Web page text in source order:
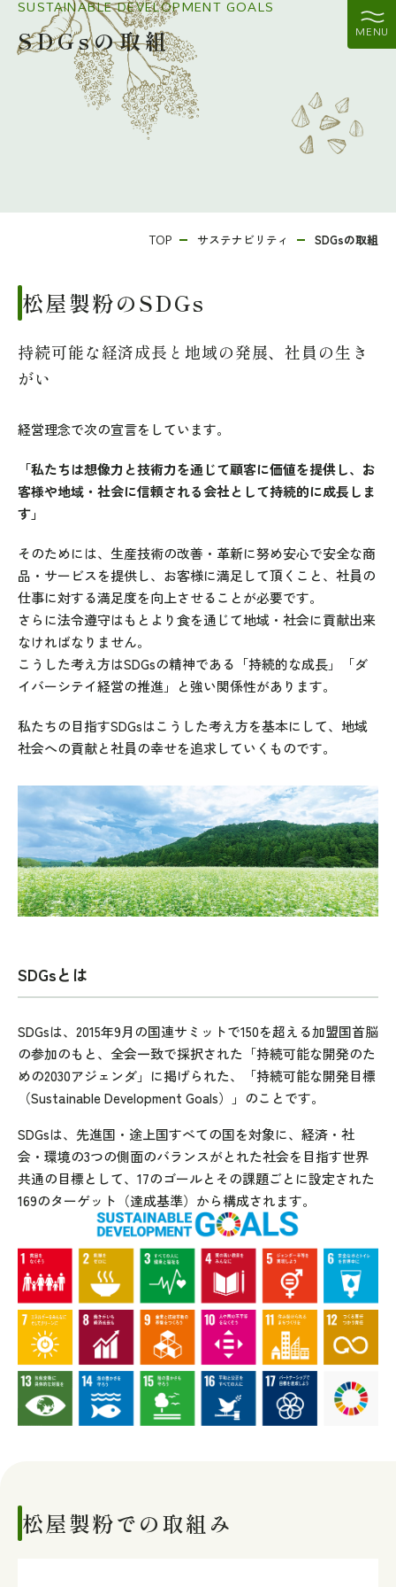
MENU
SUSTAINABLE DEVELOPMENT GOALS
SDGsの取組
TOP サステナビリティ SDGsの取組
松屋製粉のSDGs
持続可能な経済成長と地域の発展、社員の生き
がい
経営理念で次の宣言をしています。
「私たちは想像力と技術力を通じて顧客に価値を提供し、お
客様や地域・社会に信頼される会社として持続的に成長しま
す」
そのためには、生産技術の改善・革新に努め安心で安全な商
品・サービスを提供し、お客様に満足して頂くこと、社員の
仕事に対する満足度を向上させることが必要です。
さらに法令遵守はもとより食を通じて地域・社会に貢献出来
なければなりません。
こうした考え方はSDGsの精神である「持続的な成長」「ダ
イバーシテイ経営の推進」と強い関係性があります。
私たちの目指すSDGsはこうした考え方を基本にして、地域
社会への貢献と社員の幸せを追求していくものです。
SDGsとは
SDGsは、2015年9月の国連サミットで150を超える加盟国首脳
の参加のもと、全会一致で採択された「持続可能な開発のた
めの2030アジェンダ」に掲げられた、「持続可能な開発目標
（Sustainable Development Goals）」のことです。
SDGsは、先進国・途上国すべての国を対象に、経済・社
会・環境の3つの側面のバランスがとれた社会を目指す世界
共通の目標として、17のゴールとその課題ごとに設定された
169のターゲット（達成基準）から構成されます。
松屋製粉での取組み